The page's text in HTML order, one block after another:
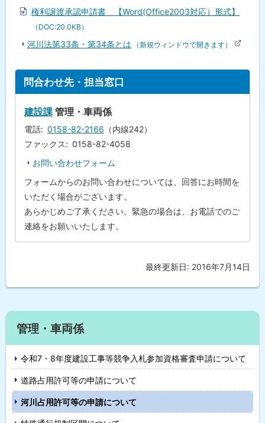
権利譲渡承認申請書 【Word(Office2003対応）形式】
（DOC:20.0KB）
河川法第33条・第34条とは （新規ウィンドウで開きます）
部
ト
問合わせ先・担当窓口
建設課 管理・車両係
電話 0158-82-2166 （内線242）
ファックス
0158-82-4058
お問い合わせフォーム
フォームからのお問い合わせについては、回答にお時間を
いただく場合がございます。
あらかじめご了承ください。緊急の場合は、お電話でのご
連絡をお願いいたします。
に
戻
最終更新日: 2016年7月14日
サ
イ
ド
・
メ
管理・車両係
令和7・8年度建設工事等競争入札参加資格審査申請について
道路占用許可等の申請について
河川占用許可等の申請について